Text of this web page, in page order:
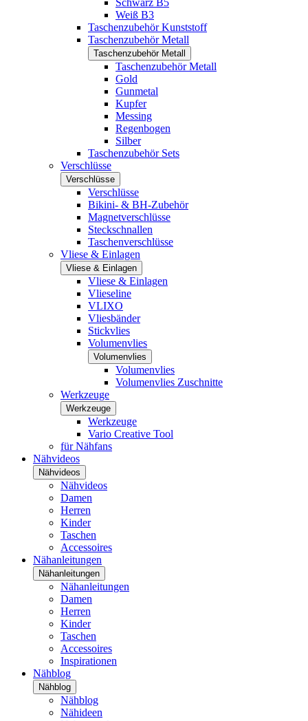
Schwarz B5
Weiß B3
Taschenzubehör Kunststoff
Taschenzubehör Metall
Taschenzubehör Metall
Taschenzubehör Metall
Gold
Gunmetal
Kupfer
Messing
Regenbogen
Silber
Taschenzubehör Sets
Verschlüsse
Verschlüsse
Verschlüsse
Bikini- & BH-Zubehör
Magnetverschlüsse
Steckschnallen
Taschenverschlüsse
Vliese & Einlagen
Vliese & Einlagen
Vliese & Einlagen
Vlieseline
VLIXO
Vliesbänder
Stickvlies
Volumenvlies
Volumenvlies
Volumenvlies
Volumenvlies Zuschnitte
Werkzeuge
Werkzeuge
Werkzeuge
Vario Creative Tool
für Nähfans
Nähvideos
Nähvideos
Nähvideos
Damen
Herren
Kinder
Taschen
Accessoires
Nähanleitungen
Nähanleitungen
Nähanleitungen
Damen
Herren
Kinder
Taschen
Accessoires
Inspirationen
Nähblog
Nähblog
Nähblog
Nähideen